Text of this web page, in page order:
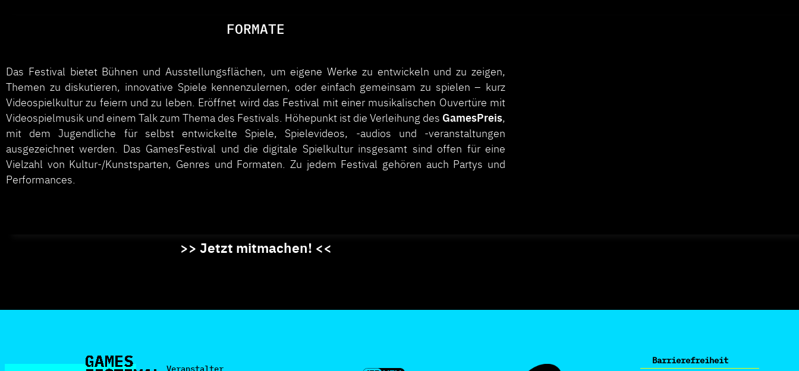
FORMATE
Das Festival bietet Bühnen und Ausstellungsflächen, um eigene Werke zu entwickeln und zu zeigen,
Themen zu diskutieren, innovative Spiele kennenzulernen, oder einfach gemeinsam zu spielen – kurz
Videospielkultur zu feiern und zu leben. Eröffnet wird das Festival mit einer musikalischen Ouvertüre mit
Videospielmusik und einem Talk zum Thema des Festivals. Höhepunkt ist die Verleihung des GamesPreis,
mit dem Jugendliche für selbst entwickelte Spiele, Spielevideos, -audios und -veranstaltungen
ausgezeichnet werden. Das GamesFestival und die digitale Spielkultur insgesamt sind offen für eine
Vielzahl von Kultur-/Kunstsparten, Genres und Formaten. Zu jedem Festival gehören auch Partys und
Performances.
>> Jetzt mitmachen! <<
Veranstalter
Barrierefreiheit